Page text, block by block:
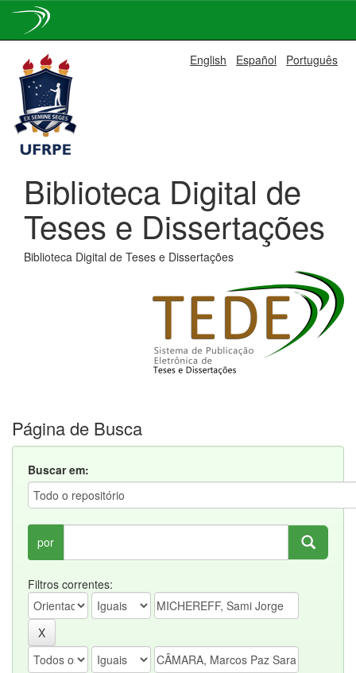
navigation
English Español Português
Biblioteca Digital de
Teses e Dissertações
Biblioteca Digital de Teses e Dissertações
Página de Busca
Buscar em:
por
Filtros correntes: